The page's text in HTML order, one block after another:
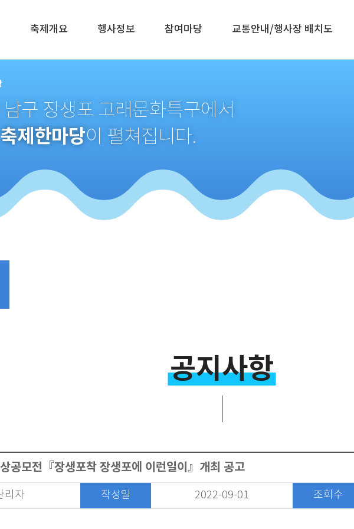
축제개요 행사정보 참여마당 교통안내/행사장 배치도
구 장생포 고래문화특구에서
제한마당이 펼쳐집니다.
공지사항
공모전『장생포착 장생포에 이런일이』개최 공고
리자 작성일 2022-09-01 조회수